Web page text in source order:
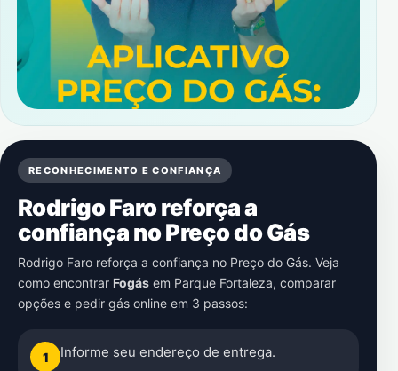
RECONHECIMENTO E CONFIANÇA
Rodrigo Faro reforça a
confiança no Preço do Gás
Rodrigo Faro reforça a confiança no Preço do Gás. Veja
como encontrar Fogás em Parque Fortaleza, comparar
opções e pedir gás online em 3 passos:
1 Informe seu endereço de entrega.